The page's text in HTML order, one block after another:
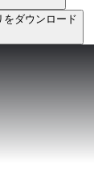
ダウンロード